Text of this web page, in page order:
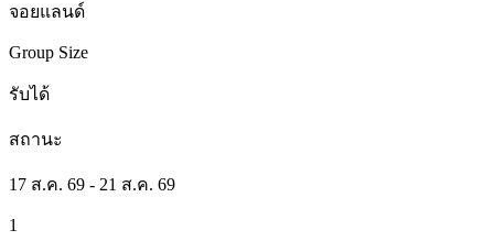
จอยแลนด์
Group Size
รับได้
สถานะ
17 ส.ค. 69 - 21 ส.ค. 69
1